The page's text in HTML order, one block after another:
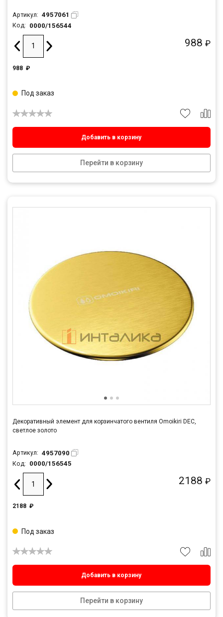
Артикул: 4957061
Код: 0000/156544
988 ₽
988 ₽
Добавить в корзину
Перейти в корзину
Под заказ
Декоративный элемент для корзинчатого вентиля Omoikiri DEC,
светлое золото
Артикул: 4957090
Код: 0000/156545
2188 ₽
2188 ₽
Добавить в корзину
Перейти в корзину
Под заказ